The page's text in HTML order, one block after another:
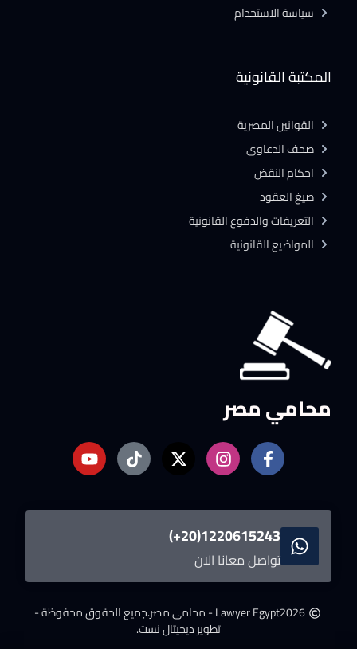
محامي مصر
1220615243(20+)
تواصل معانا الان
2026Lawyer Egypt - محامى مصر.
جميع الحقوق محفوظة -
تطوير ديجيتال نست.
المكتبة القانونية
القوانين المصرية
صحف الدعاوى
احكام النقض
صيغ العقود
التعريفات والدفوع القانونية
المواضيع القانونية
سياسة الاستخدام